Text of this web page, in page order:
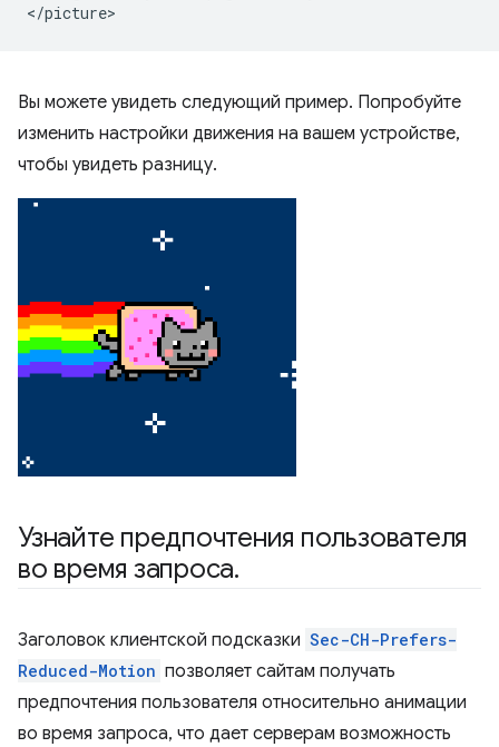
Вы можете увидеть следующий пример. Попробуйте
изменить настройки движения на вашем устройстве,
чтобы увидеть разницу.
Узнайте предпочтения пользователя
во время запроса.
Заголовок клиентской подсказки Sec-CH-Prefers-
Reduced-Motion позволяет сайтам получать
предпочтения пользователя относительно анимации
во время запроса, что дает серверам возможность